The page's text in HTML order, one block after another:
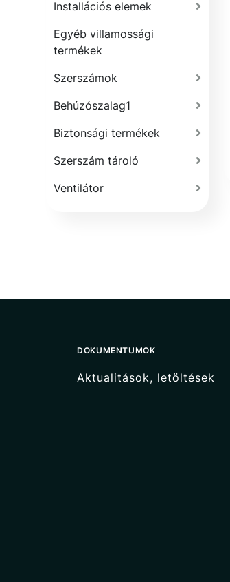
Installációs elemek
Egyéb villamossági
termékek
Szerszámok
Behúzószalag1
Biztonsági termékek
Szerszám tároló
Ventilátor
DOKUMENTUMOK
Aktualitások, letöltések